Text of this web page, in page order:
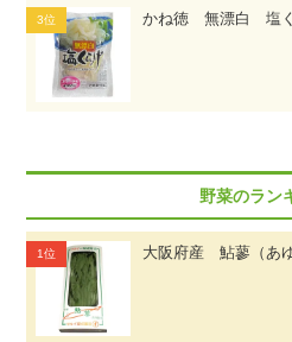
かね徳 無漂白 塩
野菜のラン
大阪府産 鮎蓼（あゆ